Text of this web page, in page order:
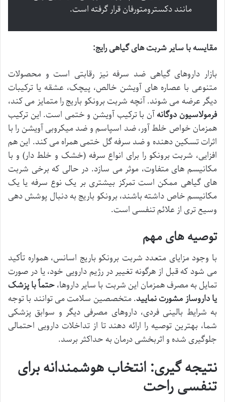
مانند دکسترومتورفان قرار گرفته است.
مقایسه با سایر شربت های گیاهی رایج:
بازار داروهای گیاهی ضد سرفه نیز رقابتی است و محصولات
متنوعی با عصاره های آویشن خالص، پیچک، عشقه یا ترکیبات
دیگر عرضه می شوند. آنچه شربت برونکو باریج را متمایز می کند،
فرمولاسیون دوگانهآن با ترکیب آویشن و ختمی است. این ترکیب
همزمان خواص خلط آور، ضد اسپاسم و ضد میکروبی آویشن را با
اثرات تسکین دهنده و ضد سرفه گل ختمی همراه می کند. این هم
افزایی، شربت برونکو را برای انواع سرفه (خشک و خلط دار) و با
مکانیسم های متفاوت، موثر می سازد. در حالی که برخی شربت
های گیاهی ممکن است تمرکز بیشتری بر یک نوع سرفه یا یک
مکانیسم خاص داشته باشند، برونکو باریج به دنبال پوشش دهی
وسیع تری از علائم تنفسی است.
توصیه های مهم
با وجود مزایای متعدد شربت برونکو باریج اسانس، همواره تأکید
می شود که قبل از هرگونه تغییر در رژیم دارویی خود، یا در صورت
تمایل به مصرف همزمان این شربت با سایر داروها،حتماً با پزشک
یا داروساز مشورت نمایید. متخصصین سلامت می توانند با توجه
به شرایط بالینی فردی، داروهای مصرفی دیگر و سوابق پزشکی
شما، بهترین توصیه را ارائه دهند تا از تداخلات دارویی احتمالی
جلوگیری شده و اثربخشی درمان به حداکثر برسد.
نتیجه گیری: انتخاب هوشمندانه برای
تنفسی راحت